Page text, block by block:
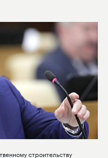
строительству